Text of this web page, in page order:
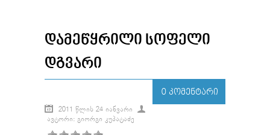
ᲓᲐᲛᲔᲬᲧᲠᲘᲚᲘ ᲡᲝᲤᲔᲚᲘ
ᲓᲒᲕᲐᲠᲘ
0 ᲙᲝᲛᲔᲜᲢᲐᲠᲘ
2011 ᲬᲚᲘᲡ 24 ᲘᲐᲜᲕᲐᲠᲘ
ᲐᲕᲢᲝᲠᲘ: ᲒᲘᲝᲠᲒᲘ ᲙᲣᲞᲐᲢᲐᲫᲔ